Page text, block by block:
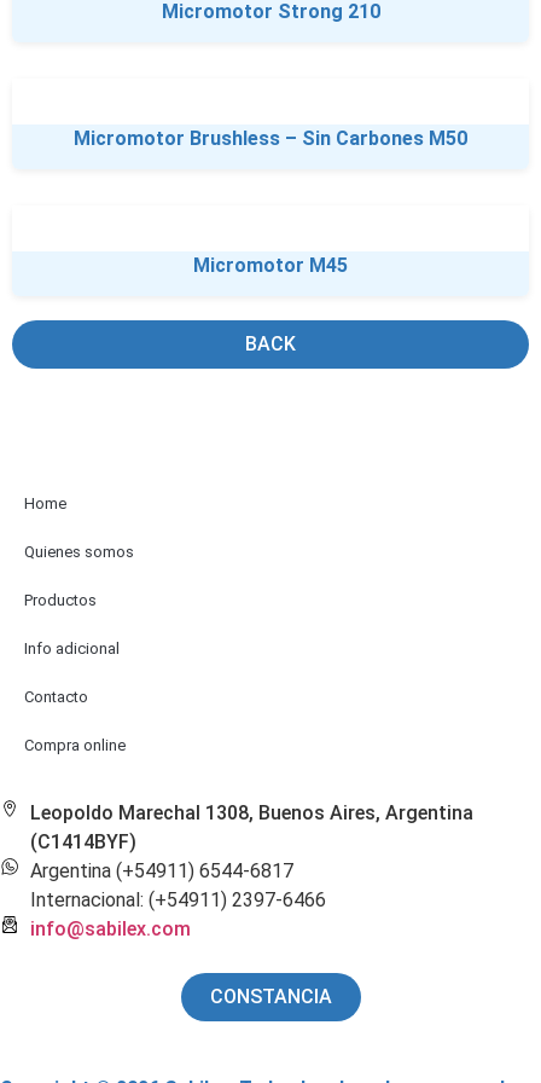
Micromotor Strong 210
Micromotor Brushless – Sin Carbones M50
Micromotor M45
BACK
Home
Quienes somos
Productos
Info adicional
Contacto
Compra online
Leopoldo Marechal 1308, Buenos Aires, Argentina
(C1414BYF)
Argentina (+54911) 6544-6817
Internacional: (+54911) 2397-6466
info@sabilex.com
CONSTANCIA